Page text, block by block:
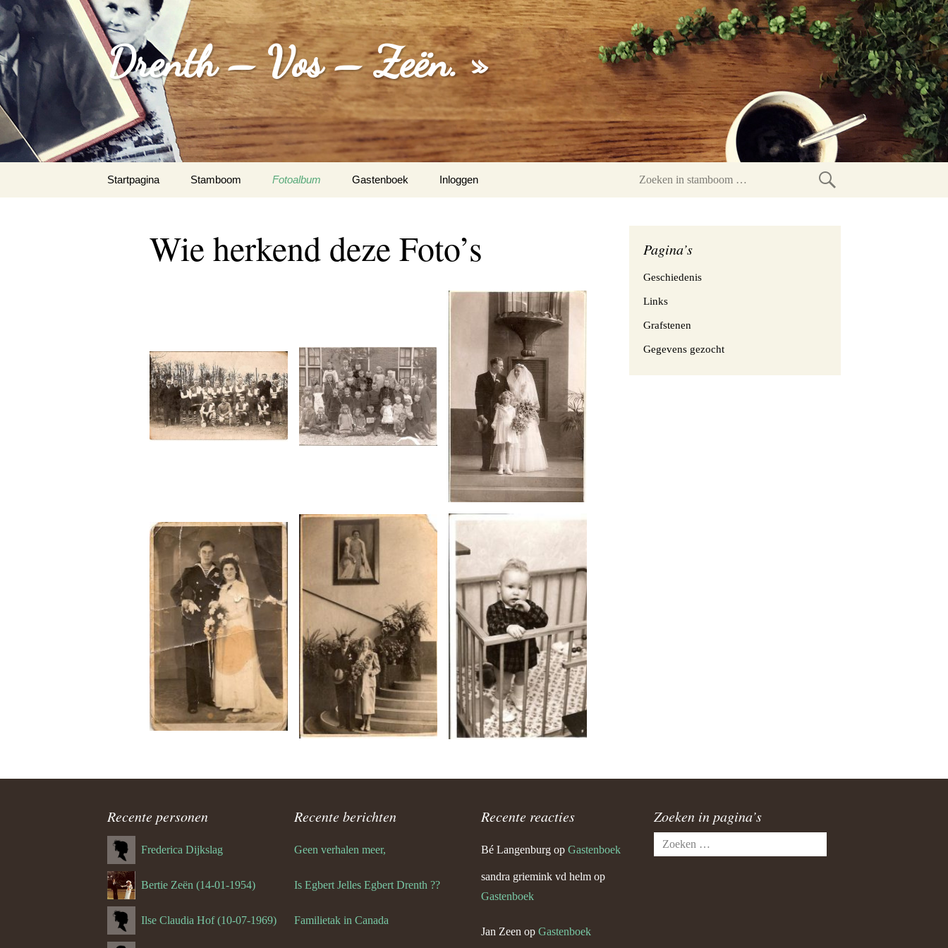
Drenth – Vos – Zeën. »
naar
Startpagina Stamboom Fotoalbum
De Wit
Familie Jan Drenth
Jacob Zeën
Vander Helm de Bie
Berend Vos
Jan Willem Vos
Johan Vos
Gastenboek
Inloggen
Zoeken
Wie herkend deze Foto’s Pagina’s
Geschiedenis
Links
Grafstenen
Gegevens gezocht
Recente personen
Frederica Dijkslag
Bertie Zeën (14-01-1954)
Ilse Claudia Hof (10-07-1969)
Recente berichten
Geen verhalen meer,
Is Egbert Jelles Egbert Drenth ??
Familietak in Canada
Recente reacties
Bé Langenburg op Gastenboek
sandra griemink vd helm op
Gastenboek
Jan Zeen op Gastenboek
Zoeken in pagina’s
Zoeken
naar: